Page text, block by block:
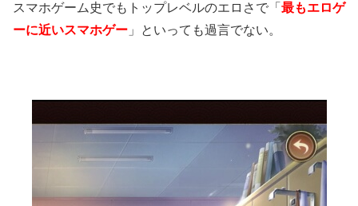
スマホゲーム史でもトップレベルのエロさで「 最もエロゲ
ーに近いスマホゲー 」といっても過言でない。